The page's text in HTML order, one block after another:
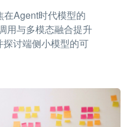
Agent时代模型的
用与多模态融合提升
讨端侧小模型的可